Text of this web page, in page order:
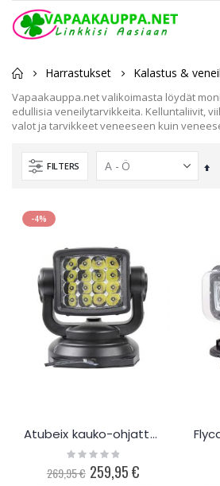
Harrastukset Kalastus &
Vapaakauppa.net valikoimasta löydät
edullisia veneilytarvikkeita. Kelluntaliivit,
valot ja tarvikkeet veneeseen kuin
FILTERS
-4%
Atubeix kauko-ohjattava hakuvalo 80W
Rating:
269,95 € Special
Price
259,95 €